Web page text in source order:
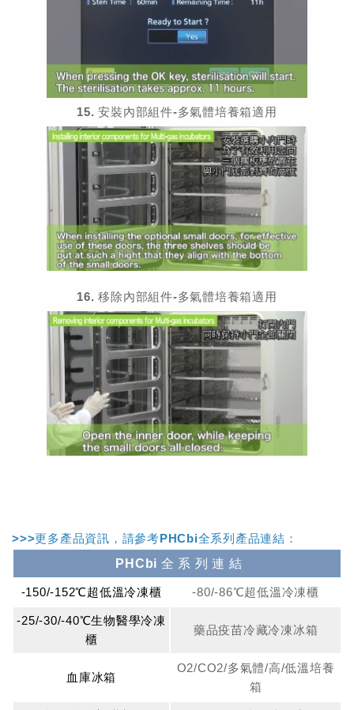
15. 安裝內部組件-多氣體培養箱適用
16. 移除內部組件-多氣體培養箱適用
>>>更多產品資訊，請參考PHCbi全系列產品連結：
PHCbi 全 系 列 連 結
-150/-152℃超低溫冷凍櫃 -80/-86℃超低溫冷凍櫃
-25/-30/-40℃生物醫學冷凍
櫃
藥品疫苗冷藏冷凍冰箱
血庫冰箱
O2/CO2/多氣體/高/低溫培養
箱